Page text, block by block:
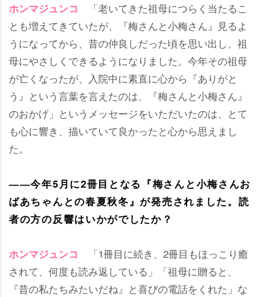
ホンマジュンコ
「老いてきた祖母につらく当たるこ
とも増えてきていたが、『梅さんと小梅さん』見るよ
うになってから、昔の仲良しだった頃を思い出し、祖
母にやさしくできるようになりました。今年その祖母
が亡くなったが、入院中に素直に心から『ありがと
う』という言葉を言えたのは、『梅さんと小梅さん』
のおかげ」というメッセージをいただいたのは、とて
も心に響き、描いていて良かったと心から思えまし
た。
――今年5月に2冊目となる『梅さんと小梅さんお
ばあちゃんとの春夏秋冬』が発売されました。読
者の方の反響はいかがでしたか？
ホンマジュンコ
「1冊目に続き、2冊目もほっこり癒
されて、何度も読み返している」「祖母に贈ると、
『昔の私たちみたいだね』と喜びの電話をくれた」な